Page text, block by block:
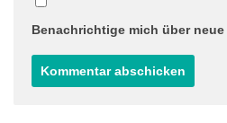
Benachrichtige mich über